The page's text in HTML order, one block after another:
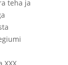
teha ja